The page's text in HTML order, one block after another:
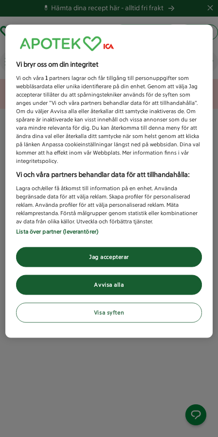
💊 Hämta dina recept här -alltid fri frakt
Vad letar du efter idag?
Unknown error
Vi bryr oss om din integritet
Vi och våra1 partners lagrar och får tillgång till personuppgifter som
webbläsardata eller unika identifierare på din enhet. Genom att välja Jag
accepterar tillåter du att spårningstekniker används för de syften som
anges under ”Vi och våra partners behandlar data för att tillhandahålla”.
Om du väljer Avvisa alla eller återkallar ditt samtycke inaktiveras de. Om
spårare är inaktiverade kan visst innehåll och vissa annonser som du ser
vara mindre relevanta för dig. Du kan återkomma till denna meny för att
ändra dina val eller återkalla ditt samtycke när som helst genom att klicka
på länken Anpassa cookieinställningar längst ned på webbsidan. Dina val
kommer att ha effekt inom vår Webbplats. Mer information finns i vår
integritetspolicy.
Vi och våra partners behandlar data för att tillhandahålla:
Lagra och/eller få åtkomst till information på en enhet. Använda
begränsade data för att välja reklam. Skapa profiler för personaliserad
reklam. Använda profiler för att välja personaliserad reklam. Mäta
reklamprestanda. Förstå målgrupper genom statistik eller kombinationer
av data från olika källor. Utveckla och förbättra tjänster.
Lista över partner (leverantörer)
Avvisa alla
Jag accepterar
Visa syften